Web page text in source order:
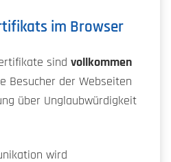
im Browser
sind vollkommen
Besucher der Webseiten
über Unglaubwürdigkeit
wird